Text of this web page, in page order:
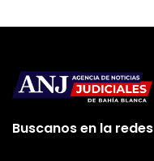
Buscanos en la redes